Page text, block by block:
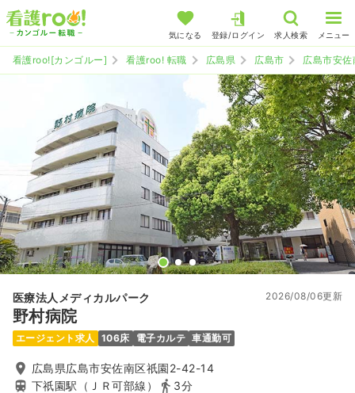
気になる 登録/ログイン 求人検索 メニュー
看護roo![カンゴルー] 看護roo! 転職 広島県 広島市 広島市安佐
医療法人メディカルパーク
野村病院
2026/08/06更新
エージェント求人 106床 電子カルテ 車通勤可
広島県広島市安佐南区祇園2-42-14
下祇園駅（ＪＲ可部線）
3分